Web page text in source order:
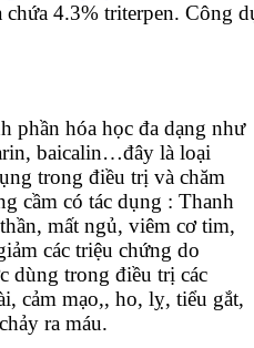
chứa 4.3% triterpen. Công
phần hóa học đa dạng như
baicalin…đây là loại
trong điều trị và chăm
cầm có tác dụng : Thanh
mất ngủ, viêm cơ tim,
các triệu chứng do
dùng trong điều trị các
cảm mạo,, ho, lỵ, tiểu gắt,
ra máu.